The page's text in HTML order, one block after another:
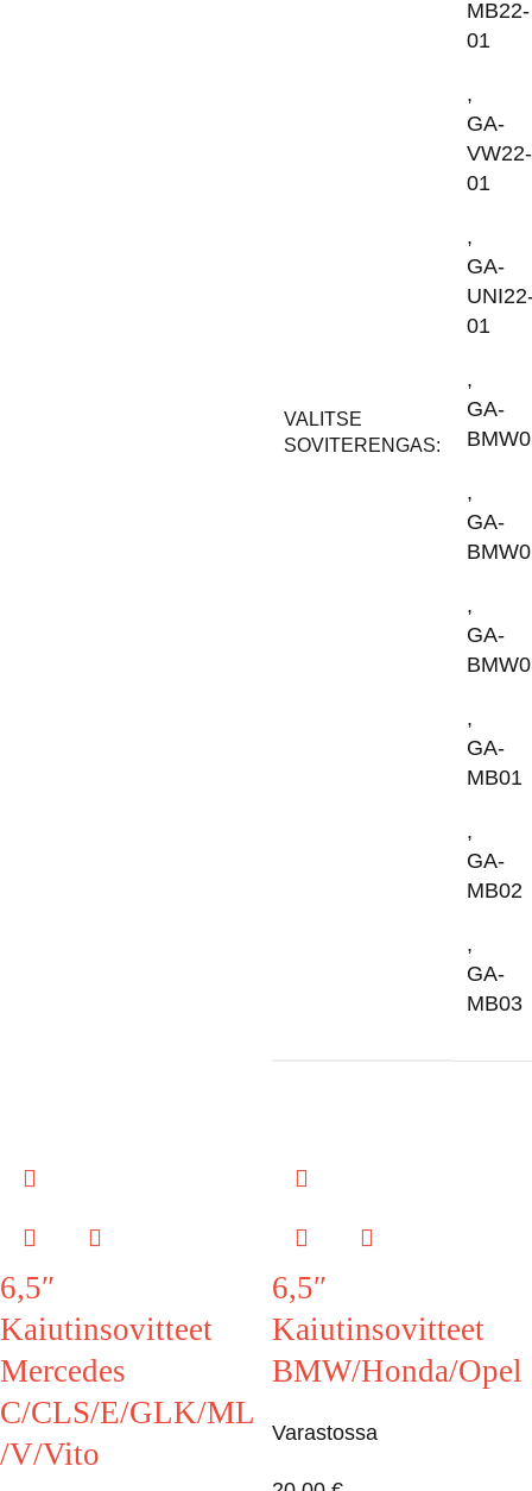
VALITSE
SOVITERENGAS:
MB22-
01
,
GA-
VW22-
01
,
GA-
01
,
GA-
,
GA-
,
GA-
,
GA-
MB01
,
GA-
MB02
,
GA-
MB03
6,5″
Kaiutinsovitteet
Mercedes
C/CLS/E/GLK/ML
/V/Vito
6,5″
Kaiutinsovitteet
BMW/Honda/Opel
Varastossa